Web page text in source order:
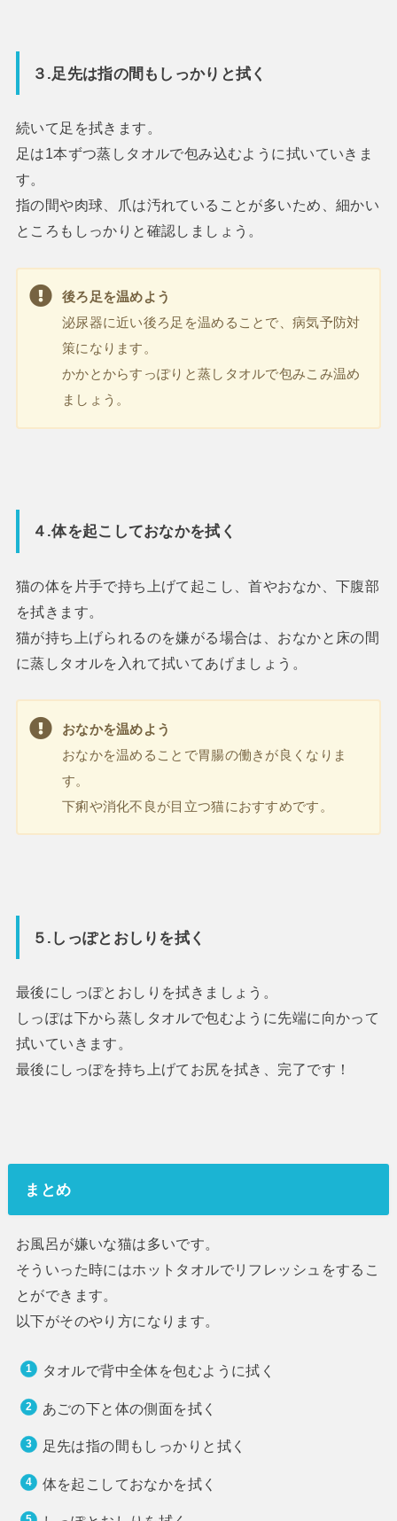
３.足先は指の間もしっかりと拭く
続いて足を拭きます。
足は1本ずつ蒸しタオルで包み込むように拭いていきま
す。
指の間や肉球、爪は汚れていることが多いため、細かい
ところもしっかりと確認しましょう。
後ろ足を温めよう
泌尿器に近い後ろ足を温めることで、病気予防対
策になります。
かかとからすっぽりと蒸しタオルで包みこみ温め
ましょう。
４.体を起こしておなかを拭く
猫の体を片手で持ち上げて起こし、首やおなか、下腹部
を拭きます。
猫が持ち上げられるのを嫌がる場合は、おなかと床の間
に蒸しタオルを入れて拭いてあげましょう。
おなかを温めよう
おなかを温めることで胃腸の働きが良くなりま
す。
下痢や消化不良が目立つ猫におすすめです。
５.しっぽとおしりを拭く
最後にしっぽとおしりを拭きましょう。
しっぽは下から蒸しタオルで包むように先端に向かって
拭いていきます。
最後にしっぽを持ち上げてお尻を拭き、完了です！
まとめ
お風呂が嫌いな猫は多いです。
そういった時にはホットタオルでリフレッシュをするこ
とができます。
以下がそのやり方になります。
タオルで背中全体を包むように拭く
あごの下と体の側面を拭く
足先は指の間もしっかりと拭く
体を起こしておなかを拭く